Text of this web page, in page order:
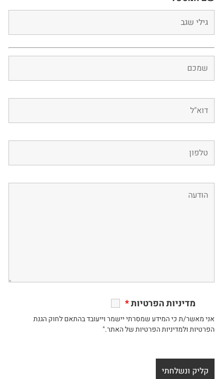
מדיניות הפרטיות*
אני מאשר/ת כי המידע שמסרתי יישמר וייעובד בהתאם לחוק הגנת
הפרטיות ולמדיניות הפרטיות של האתר."